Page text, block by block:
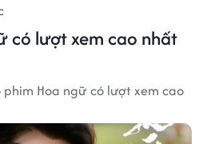
có lượt xem cao nhất
Hoa ngữ có lượt xem cao